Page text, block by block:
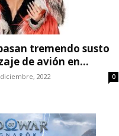
tremendo susto
de avión en...
2022 0